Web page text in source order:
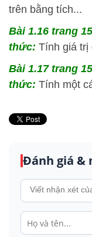
trên bằng tích...
Bài 1.16 trang
thức: Tính giá trị
Bài 1.17 trang
thức: Tính một
Đánh giá &